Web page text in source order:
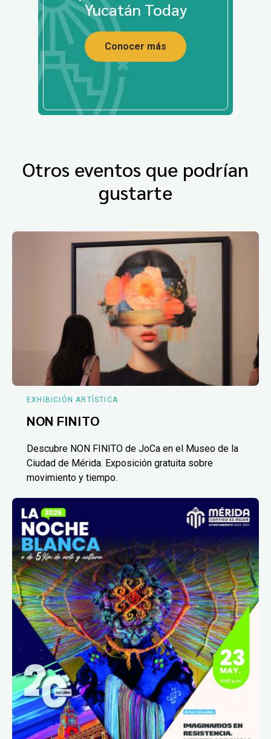
Yucatán Today
Conocer más
Otros eventos que podrían
gustarte
EXHIBICIÓN ARTÍSTICA
NON FINITO
Descubre NON FINITO de JoCa en el Museo de la
Ciudad de Mérida. Exposición gratuita sobre
movimiento y tiempo.